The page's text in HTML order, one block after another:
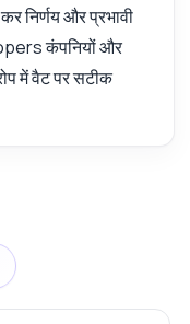
निर्णय और प्रभावी
कंपनियों और
में वैट पर सटीक